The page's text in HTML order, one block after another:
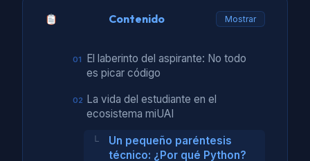
Contenido Mostrar
El laberinto del aspirante: No todo
es picar código
La vida del estudiante en el
ecosistema miUAI
Un pequeño paréntesis
técnico: ¿Por qué Python?